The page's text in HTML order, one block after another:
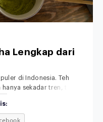
Lengkap dari
di Indonesia. Teh
sekadar tren, tapi
minuman sehat.
menenangkan, serta